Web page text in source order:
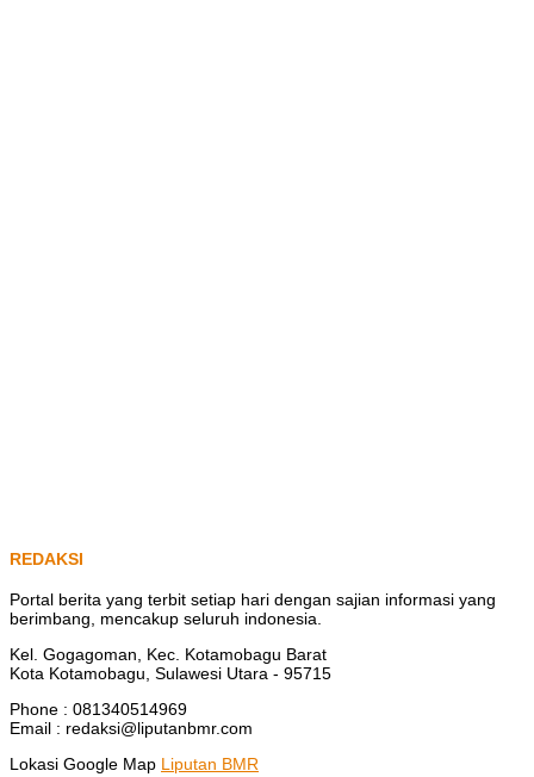
REDAKSI
Portal berita yang terbit setiap hari dengan sajian informasi yang
berimbang, mencakup seluruh indonesia.
Kel. Gogagoman, Kec. Kotamobagu Barat
Kota Kotamobagu, Sulawesi Utara - 95715
Phone : 081340514969
Email : redaksi@liputanbmr.com
Lokasi Google Map Liputan BMR